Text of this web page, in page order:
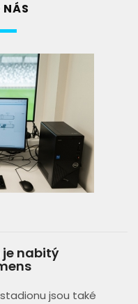
je nabitý
jsou také